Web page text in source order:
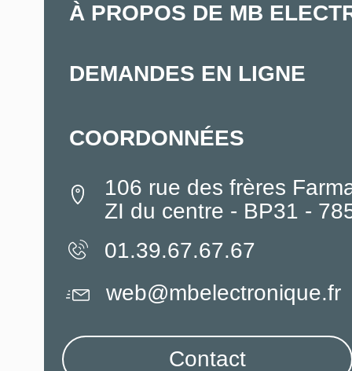
À PROPOS DE MB
DEMANDES EN LIGNE
COORDONNÉES
106 rue des frères
ZI du centre - BP31 -
01.39.67.67.67
web@mbelectronique.fr
Contact